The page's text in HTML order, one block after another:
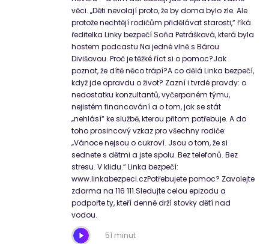
věci. „Děti nevolají proto, že by doma bylo zle. Ale
protože nechtějí rodičům přidělávat starosti,“ říká
ředitelka Linky bezpečí Soňa Petrášková, která byla
hostem podcastu Na jedné vlně s Bárou
Divišovou. Proč je těžké říct si o pomoc?Jak
poznat, že dítě něco trápí?A co dělá Linka bezpečí,
když jde opravdu o život? Zazní i tvrdé pravdy: o
nedostatku konzultantů, vyčerpaném týmu,
nejistém financování a o tom, jak se stát
„nehlásí“ ke službě, kterou přitom potřebuje. A do
toho prosincový vzkaz pro všechny rodiče:
„Vánoce nejsou o cukroví. Jsou o tom, že si
sednete s dětmi a jste spolu. Bez telefonů. Bez
stresu. V klidu.“ Linka bezpečí:
www.linkabezpeci.czPotřebujete pomoc? Zavolejte
zdarma na 116 111.Sledujte celou epizodu a
podpořte ty, kteří denně drží stovky dětí nad
vodou.
51 minut